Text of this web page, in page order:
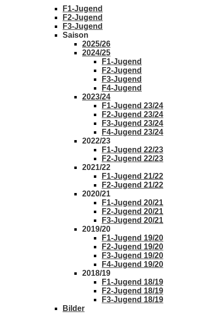
F1-Jugend
F2-Jugend
F3-Jugend
Saison
2025/26
2024/25
F1-Jugend
F2-Jugend
F3-Jugend
F4-Jugend
2023/24
F1-Jugend 23/24
F2-Jugend 23/24
F3-Jugend 23/24
F4-Jugend 23/24
2022/23
F1-Jugend 22/23
F2-Jugend 22/23
2021/22
F1-Jugend 21/22
F2-Jugend 21/22
2020/21
F1-Jugend 20/21
F2-Jugend 20/21
F3-Jugend 20/21
2019/20
F1-Jugend 19/20
F2-Jugend 19/20
F3-Jugend 19/20
F4-Jugend 19/20
2018/19
F1-Jugend 18/19
F2-Jugend 18/19
F3-Jugend 18/19
Bilder